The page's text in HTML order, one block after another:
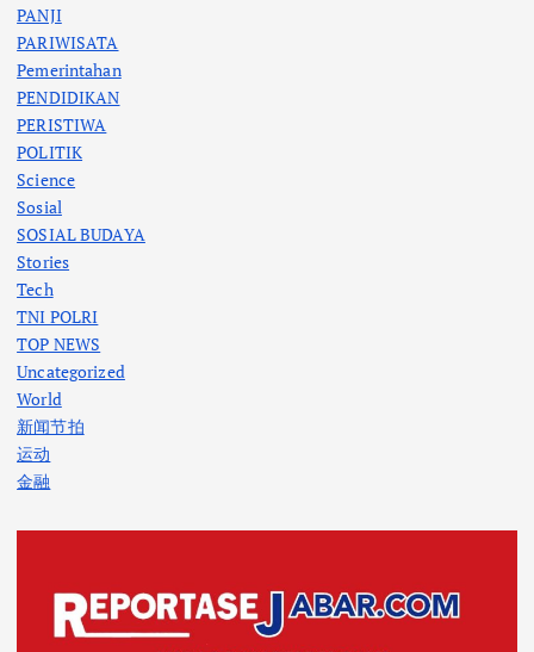
PANJI
PARIWISATA
Pemerintahan
PENDIDIKAN
PERISTIWA
POLITIK
Science
Sosial
SOSIAL BUDAYA
Stories
Tech
TNI POLRI
TOP NEWS
Uncategorized
World
新闻节拍
运动
金融